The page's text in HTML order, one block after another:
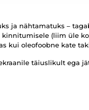
ja nähtamatuks –
kinnitumisele (liim üle
kui oleofoobne kate
täiuslikult ega